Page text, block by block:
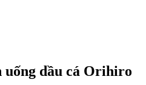
uống dầu cá Orihiro